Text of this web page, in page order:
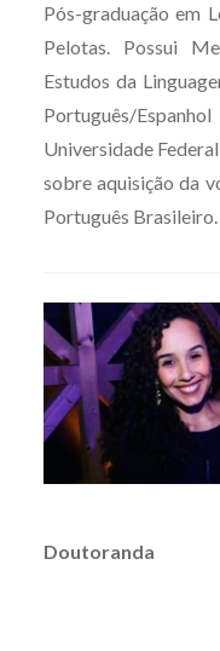
Pós-graduação em
Pelotas. Possui
Estudos da
Português/
Universidade
sobre aquisição da
Português Brasileiro.
Doutoranda